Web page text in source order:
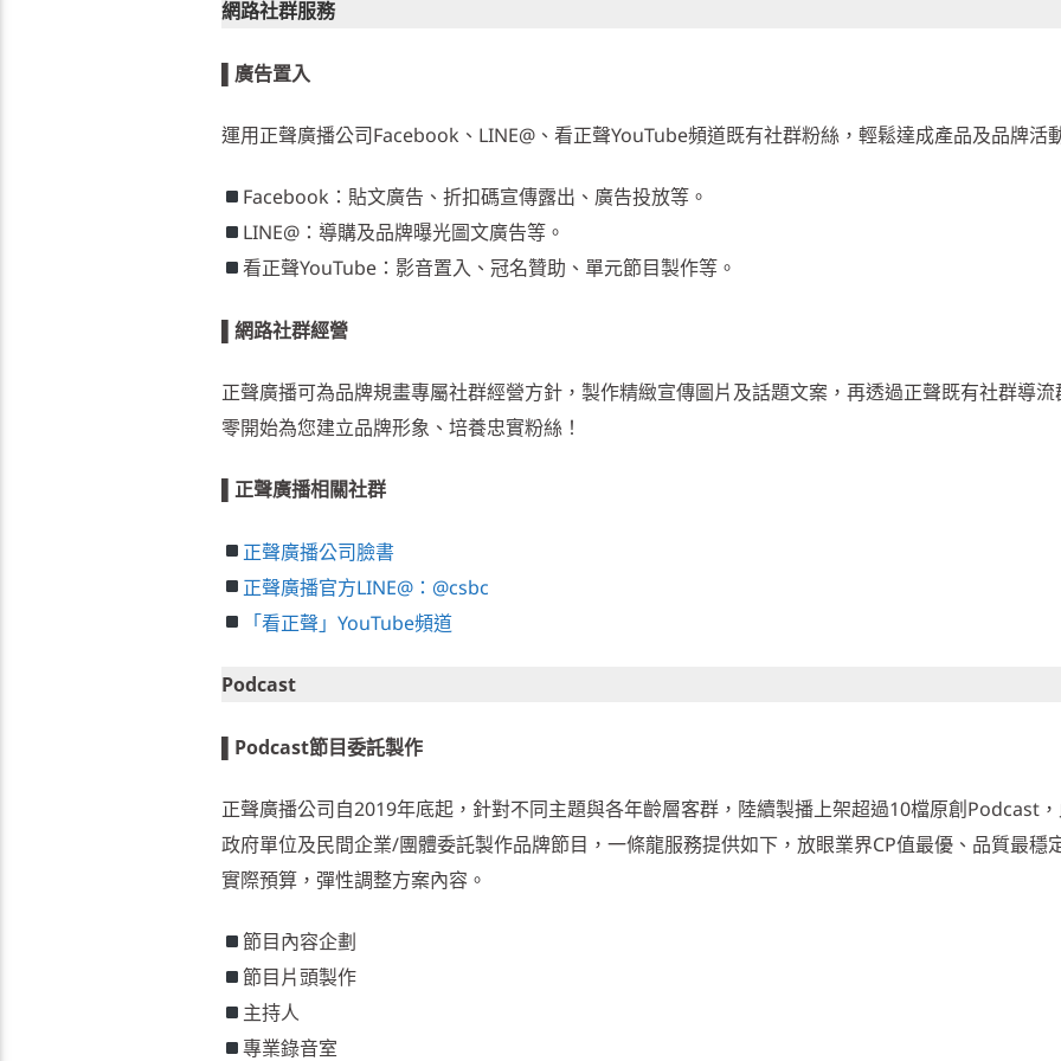
網路社群服務
廣告置入
運用正聲廣播公司Facebook、LINE@、看正聲YouTube頻道既有社群粉絲，輕鬆達成產品及品牌活
Facebook：貼文廣告、折扣碼宣傳露出、廣告投放等。
LINE@：導購及品牌曝光圖文廣告等。
看正聲YouTube：影音置入、冠名贊助、單元節目製作等。
▌網路社群經營
正聲廣播可為品牌規畫專屬社群經營方針，製作精緻宣傳圖片及話題文案，再透過正聲既有社群導流
零開始為您建立品牌形象、培養忠實粉絲！
▌正聲廣播相關社群
正聲廣播公司臉書
正聲廣播官方LINE@：@csbc
「看正聲」YouTube頻道
Podcast
▌Podcast節目委託製作
正聲廣播公司自2019年底起，針對不同主題與各年齡層客群，陸續製播上架超過10檔原創Podcast
政府單位及民間企業/團體委託製作品牌節目，一條龍服務提供如下，放眼業界CP值最優、品質最穩
實際預算，彈性調整方案內容。
節目內容企劃
節目片頭製作
主持人
專業錄音室